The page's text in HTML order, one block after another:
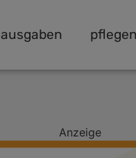
ausgaben
Anzeige